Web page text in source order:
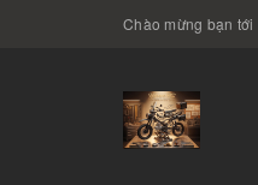
Chào mừng bạn tới